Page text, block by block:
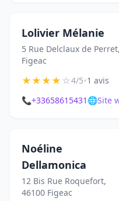
Lolivier Mélanie
5 Rue Delclaux de
Figeac
★★★★☆4/5•1 avis
📞+33658615431 🌐Site
Noéline
Dellamonica
12 Bis Rue Roquefort,
46100 Figeac